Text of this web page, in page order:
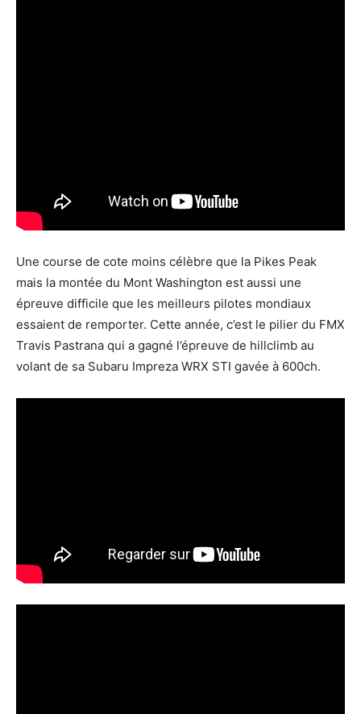
Une course de cote moins célèbre que la Pikes Peak
mais la montée du Mont Washington est aussi une
épreuve difficile que les meilleurs pilotes mondiaux
essaient de remporter. Cette année, c’est le pilier du FMX
Travis Pastrana qui a gagné l’épreuve de hillclimb au
volant de sa Subaru Impreza WRX STI gavée à 600ch.